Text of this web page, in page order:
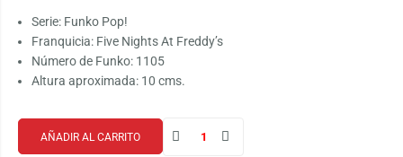
Serie: Funko Pop!
Franquicia: Five Nights At Freddy’s
Número de Funko: 1105
Altura aproximada: 10 cms.
AÑADIR AL CARRITO